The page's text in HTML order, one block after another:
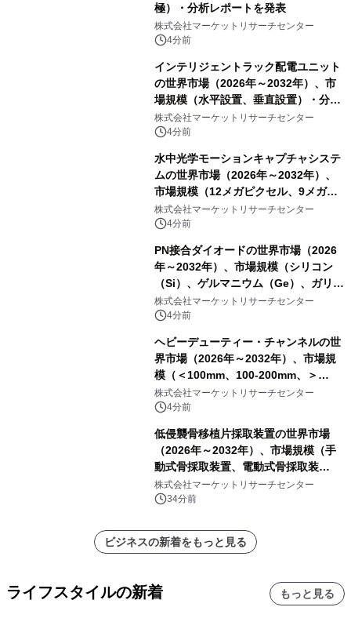
極）・分析レポートを発表
株式会社マーケットリサーチセンター
4分前
インテリジェントラック配電ユニット
の世界市場（2026年～2032年）、市
場規模（水平設置、垂直設置）・分析
レポートを発表
株式会社マーケットリサーチセンター
4分前
水中光学モーションキャプチャシステ
ムの世界市場（2026年～2032年）、
市場規模（12メガピクセル、9メガピ
クセル、4メガピクセル、2メガピクセ
ル、その他）・分析レポートを発表
株式会社マーケットリサーチセンター
4分前
PN接合ダイオードの世界市場（2026
年～2032年）、市場規模（シリコン
（Si）、ゲルマニウム（Ge）、ガリウ
ムヒ素（GaAs）、炭化ケイ素
（SiC）、窒化ガリウム（GaN））・
株式会社マーケットリサーチセンター
4分前
ヘビーデューティー・チャンネルの世
界市場（2026年～2032年）、市場規
模（＜100mm、100-200mm、＞
200mm）・分析レポートを発表
株式会社マーケットリサーチセンター
4分前
低侵襲骨移植片採取装置の世界市場
（2026年～2032年）、市場規模（手
動式骨採取装置、電動式骨採取装
置）・分析レポートを発表
株式会社マーケットリサーチセンター
34分前
ビジネスの新着をもっと見る
ライフスタイルの新着 もっと見る